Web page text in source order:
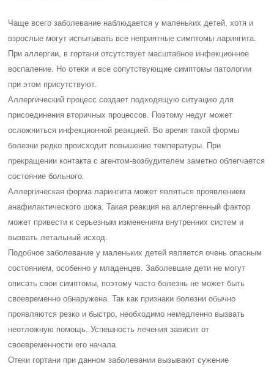
Чаще всего заболевание наблюдается у маленьких детей, хотя и
взрослые могут испытывать все неприятные симптомы ларингита.
При аллергии, в гортани отсутствует масштабное инфекционное
воспаление. Но отеки и все сопутствующие симптомы патологии
при этом присутствуют.
Аллергический процесс создает подходящую ситуацию для
присоединения вторичных процессов. Поэтому недуг может
осложниться инфекционной реакцией. Во время такой формы
болезни редко происходит повышение температуры. При
прекращении контакта с агентом-возбудителем заметно облегчается
состояние больного.
Аллергическая форма ларингита может являться проявлением
анафилактического шока. Такая реакция на аллергенный фактор
может привести к серьезным изменениям внутренних систем и
вызвать летальный исход.
Подобное заболевание у маленьких детей является очень опасным
состоянием, особенно у младенцев. Заболевшие дети не могут
описать свои симптомы, поэтому часто болезнь не может быть
своевременно обнаружена. Так как признаки болезни обычно
проявляются резко и быстро, необходимо немедленно вызвать
неотложную помощь. Успешность лечения зависит от
своевременности его начала.
Отеки гортани при данном заболевании вызывают сужение